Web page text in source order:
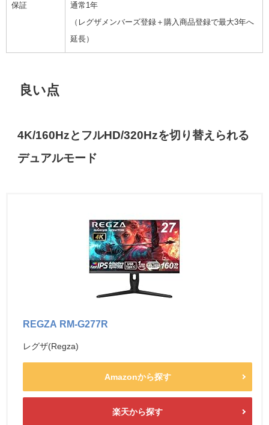
保証 通常1年
（レグザメンバーズ登録＋購入商品登録で最大3年へ
延長）
良い点
4K/160HzとフルHD/320Hzを切り替えられる
デュアルモード
REGZA RM-G277R
レグザ(Regza)
Amazonから探す
楽天から探す